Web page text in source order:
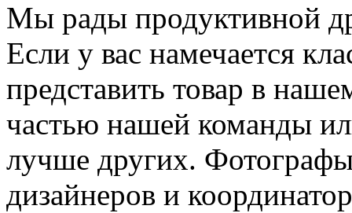
Мы рады продуктивной
Если у вас намечается
представить товар в
частью нашей команды
лучше других.
дизайнеров и